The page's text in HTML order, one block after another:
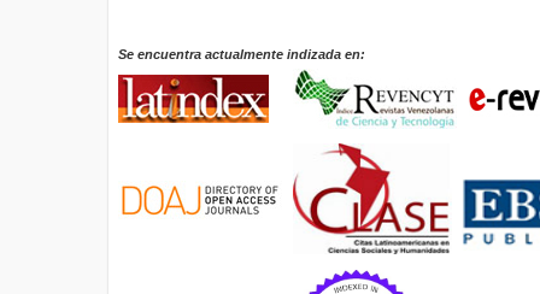
Se encuentra actualmente indizada en: